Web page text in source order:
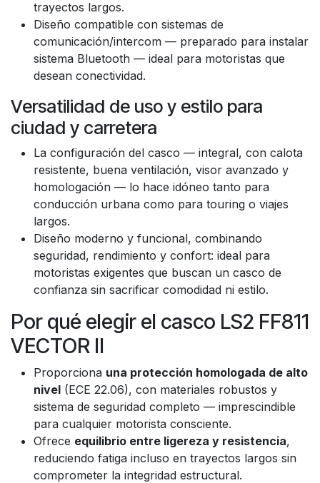
trayectos largos.
Diseño compatible con sistemas de
comunicación/intercom — preparado para instalar
sistema Bluetooth — ideal para motoristas que
desean conectividad.
Versatilidad de uso y estilo para
ciudad y carretera
La configuración del casco — integral, con calota
resistente, buena ventilación, visor avanzado y
homologación — lo hace idóneo tanto para
conducción urbana como para touring o viajes
largos.
Diseño moderno y funcional, combinando
seguridad, rendimiento y confort: ideal para
motoristas exigentes que buscan un casco de
confianza sin sacrificar comodidad ni estilo.
Por qué elegir el casco LS2 FF811
VECTOR II
Proporciona una protección homologada de alto
nivel (ECE 22.06), con materiales robustos y
sistema de seguridad completo — imprescindible
para cualquier motorista consciente.
Ofrece equilibrio entre ligereza y resistencia,
reduciendo fatiga incluso en trayectos largos sin
comprometer la integridad estructural.